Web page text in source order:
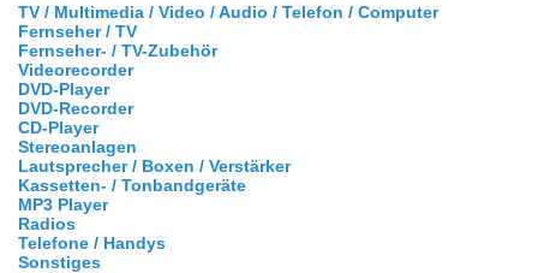
TV / Multimedia / Video / Audio / Telefon / Computer
Fernseher / TV
Fernseher- / TV-Zubehör
Videorecorder
DVD-Player
DVD-Recorder
CD-Player
Stereoanlagen
Lautsprecher / Boxen / Verstärker
Kassetten- / Tonbandgeräte
MP3 Player
Radios
Telefone / Handys
Sonstiges